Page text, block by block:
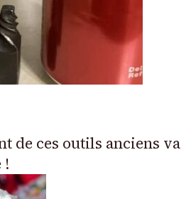
de ces outils anciens va
!